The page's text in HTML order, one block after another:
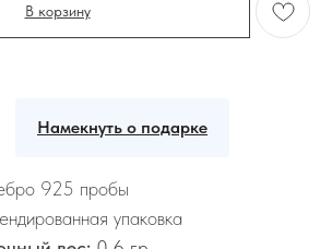
В корзину
Намекнуть о подарке
925 пробы
упаковка